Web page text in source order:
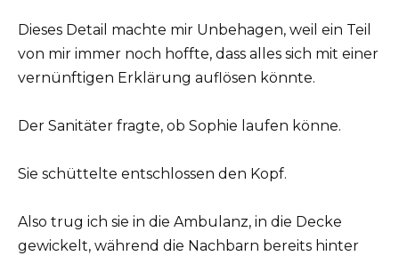
Dieses Detail machte mir Unbehagen, weil ein Teil
von mir immer noch hoffte, dass alles sich mit einer
vernünftigen Erklärung auflösen könnte.
Der Sanitäter fragte, ob Sophie laufen könne.
Sie schüttelte entschlossen den Kopf.
Also trug ich sie in die Ambulanz, in die Decke
gewickelt, während die Nachbarn bereits hinter